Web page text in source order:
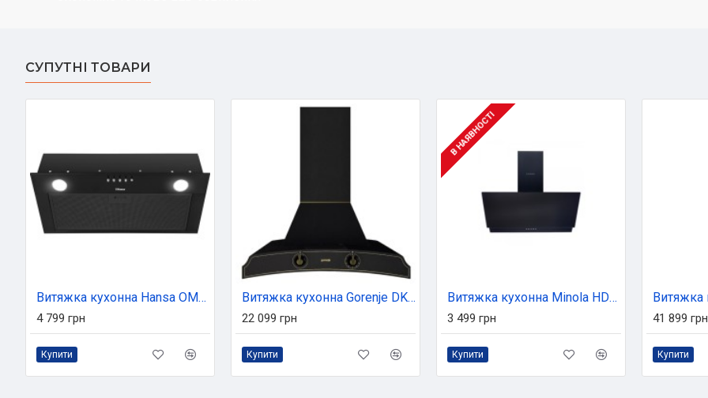
СУПУТНІ ТОВАРИ
Витяжка кухонна Hansa OMC6242BH
4 799 грн
Купити
Витяжка кухонна Gorenje DK63MCLB
22 099 грн
Купити
В НАЯВНОСТІ
Витяжка кухонна Minola HDN 6212 BL 700 LED (HDN6212BL700LED)
3 499 грн
Купити
41 899 грн
Купити